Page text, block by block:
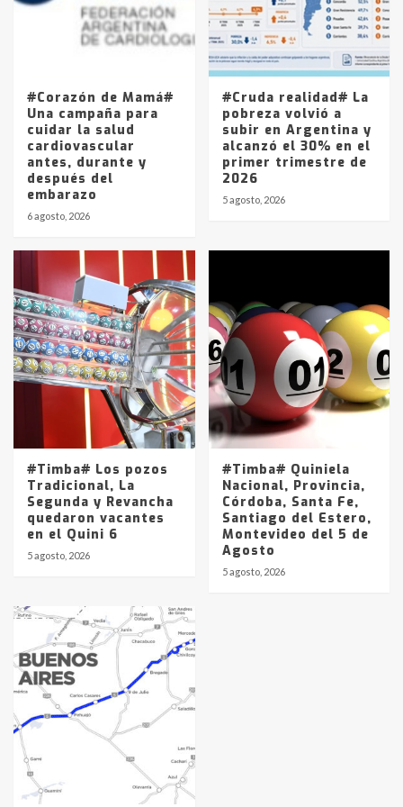
Los precios de los combustibles en
La Pampa, desde YPF hasta Axion
entre 857 a 1338 pesos
#Corazón de Mamá#
Una campaña para
cuidar la salud
cardiovascular
antes, durante y
después del
embarazo
6 agosto, 2026
#Cruda realidad# La
pobreza volvió a
subir en Argentina y
alcanzó el 30% en el
primer trimestre de
2026
5 agosto, 2026
#Timba# Los pozos
Tradicional, La
Segunda y Revancha
quedaron vacantes
en el Quini 6
5 agosto, 2026
#Timba# Quiniela
Nacional, Provincia,
Córdoba, Santa Fe,
Santiago del Estero,
Montevideo del 5 de
Agosto
5 agosto, 2026